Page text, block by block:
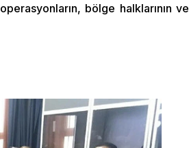
bölge halklarının ve